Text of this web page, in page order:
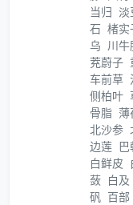
当归 淡
石 楮实
乌 川牛
茺蔚子
车前草
侧柏叶
骨脂 薄
北沙参
边莲 巴
白鲜皮
蔹 白及
矾 百部